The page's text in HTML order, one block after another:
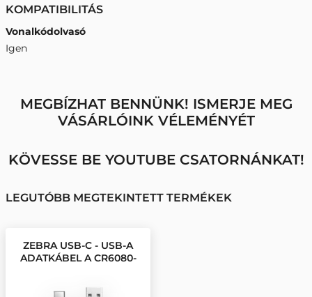
KOMPATIBILITÁS
Vonalkódolvasó
Igen
MEGBÍZHAT BENNÜNK! ISMERJE MEG
VÁSÁRLÓINK VÉLEMÉNYÉT
KÖVESSE BE YOUTUBE CSATORNÁNKAT!
LEGUTÓBB MEGTEKINTETT TERMÉKEK
ZEBRA USB-C - USB-A
ADATKÁBEL A CR6080-